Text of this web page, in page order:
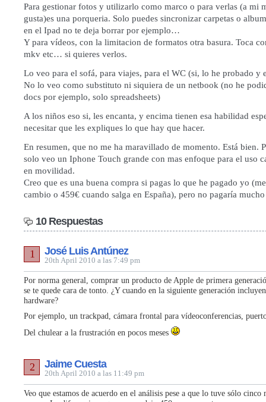
Para gestionar fotos y utilizarlo como marco o para verlas (a mi
gusta)es una porqueria. Solo puedes sincronizar carpetas o
en el Ipad no te deja borrar por ejemplo…
Y para vídeos, con la limitacion de formatos otra basura. Toca
mkv etc… si quieres verlos.
Lo veo para el sofá, para viajes, para el WC (si, lo he probado y
No lo veo como substituto ni siquiera de un netbook (no he
docs por ejemplo, solo spreadsheets)
A los niños eso si, les encanta, y encima tienen esa habilidad
necesitar que les expliques lo que hay que hacer.
En resumen, que no me ha maravillado de momento. Está bien.
solo veo un Iphone Touch grande con mas enfoque para el uso
en movilidad.
Creo que es una buena compra si pagas lo que he pagado yo
cambio o 459€ cuando salga en España), pero no pagaría
10 Respuestas
José Luis Antúnez
20th April 2010 a las 7:49 pm
1
Por norma general, comprar un producto de Apple de primera
se te quede cara de tonto. ¿Y cuando en la siguiente generación
hardware?
Por ejemplo, un trackpad, cámara frontal para vídeoconferencias,
Del chulear a la frustración en pocos meses
Jaime Cuesta
20th April 2010 a las 11:49 pm
2
Veo que estamos de acuerdo en el análisis pese a que lo tuve sólo cinco